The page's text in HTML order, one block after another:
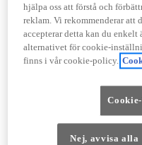
Kapacitet
hjälpa oss att förstå och
reklam. Vi rekommenderar att
accepterar detta kan du
alternativet för cookie-
finns i vår cookie-policy.
Nej, avvisa alla